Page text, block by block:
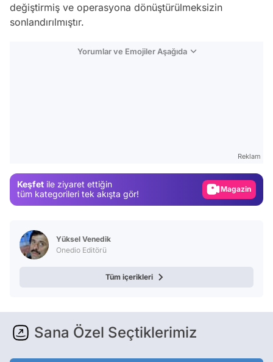
değiştirmiş ve operasyona dönüştürülmeksizin
sonlandırılmıştır.
Yorumlar ve Emojiler Aşağıda
Reklam
Keşfet ile ziyaret ettiğin
tüm kategorileri tek akışta gör!
Magazin
Yüksel Venedik
Onedio Editörü
Tüm içerikleri
Sana Özel Seçtiklerimiz